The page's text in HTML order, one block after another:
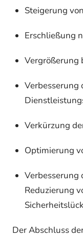
Steigerung
Erschließung
Vergrößerung
Verbesserung
Verkürzung
Optimierung
Verbesserung
Reduzierung
Der Abschluss